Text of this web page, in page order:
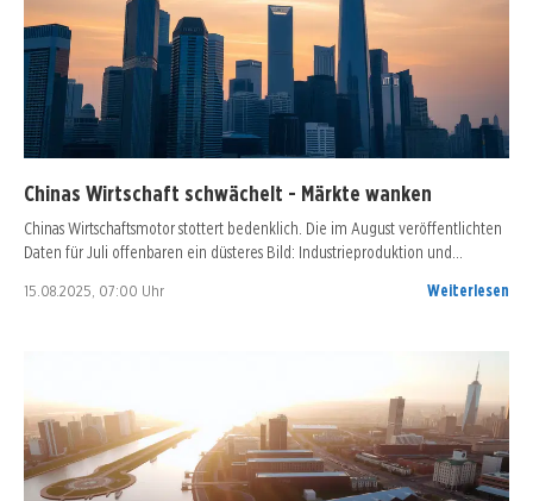
Chinas Wirtschaft schwächelt - Märkte wanken
Chinas Wirtschaftsmotor stottert bedenklich. Die im August veröffentlichten
Daten für Juli offenbaren ein düsteres Bild: Industrieproduktion und…
15.08.2025, 07:00 Uhr Weiterlesen